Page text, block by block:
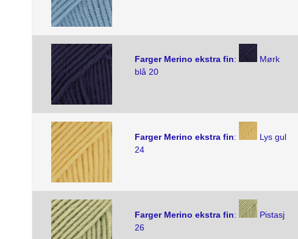
Farger Merino ekstra fin:
Mørk
blå 20
Farger Merino ekstra fin:
Lys gul
24
Farger Merino ekstra fin:
Pistasj
26